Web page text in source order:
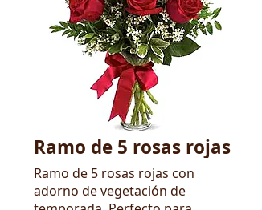
Ramo de 5 rosas rojas
Ramo de 5 rosas rojas con
adorno de vegetación de